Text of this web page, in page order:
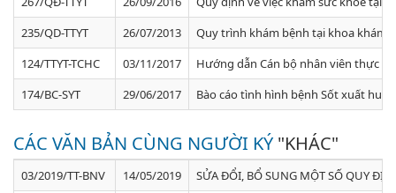
235/QD-TTYT
26/07/2013
Quy trình khám bệnh tại khoa khám
124/TTYT-TCHC
03/11/2017
Hướng dẫn Cán bộ nhân viên thực
174/BC-SYT
29/06/2017 Bào cáo tình hình bệnh Sốt xuất
CÁC VĂN BẢN CÙNG NGƯỜI KÝ "KHÁC"
03/2019/TT-BNV 14/05/2019
SỬA ĐỔI, BỔ SUNG MỘT SỐ QUY